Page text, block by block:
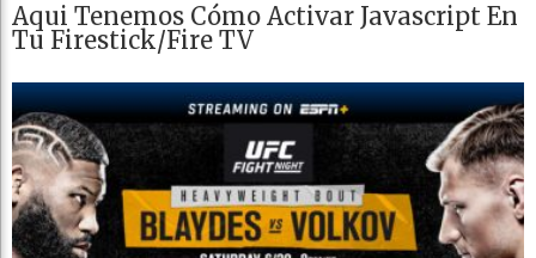
Aqui Tenemos Cómo Activar Javascript En
Tu Firestick/Fire TV